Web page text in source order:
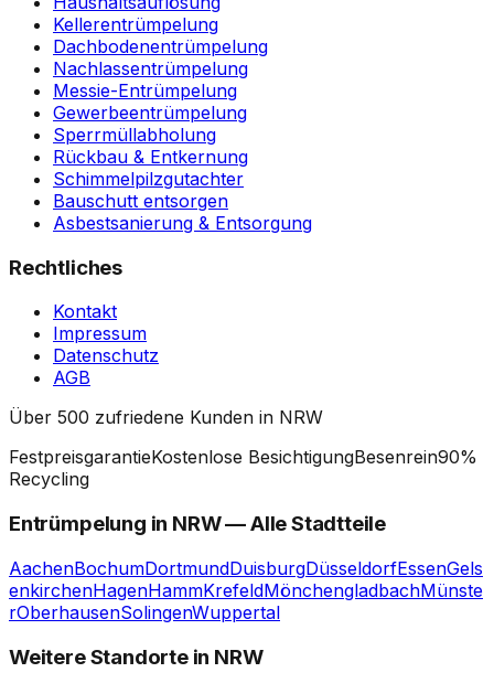
Kellerentrümpelung
Dachbodenentrümpelung
Nachlassentrümpelung
Messie-Entrümpelung
Gewerbeentrümpelung
Sperrmüllabholung
Rückbau & Entkernung
Schimmelpilzgutachter
Bauschutt entsorgen
Asbestsanierung & Entsorgung
Rechtliches
Kontakt
Impressum
Datenschutz
AGB
Über 500 zufriedene Kunden in NRW
FestpreisgarantieKostenlose BesichtigungBesenrein90%
Recycling
Entrümpelung in NRW— Alle Stadtteile
AachenBochumDortmundDuisburgDüsseldorfEssenGels
enkirchenHagenHammKrefeldMönchengladbachMünste
rOberhausenSolingenWuppertal
Weitere Standorte in NRW